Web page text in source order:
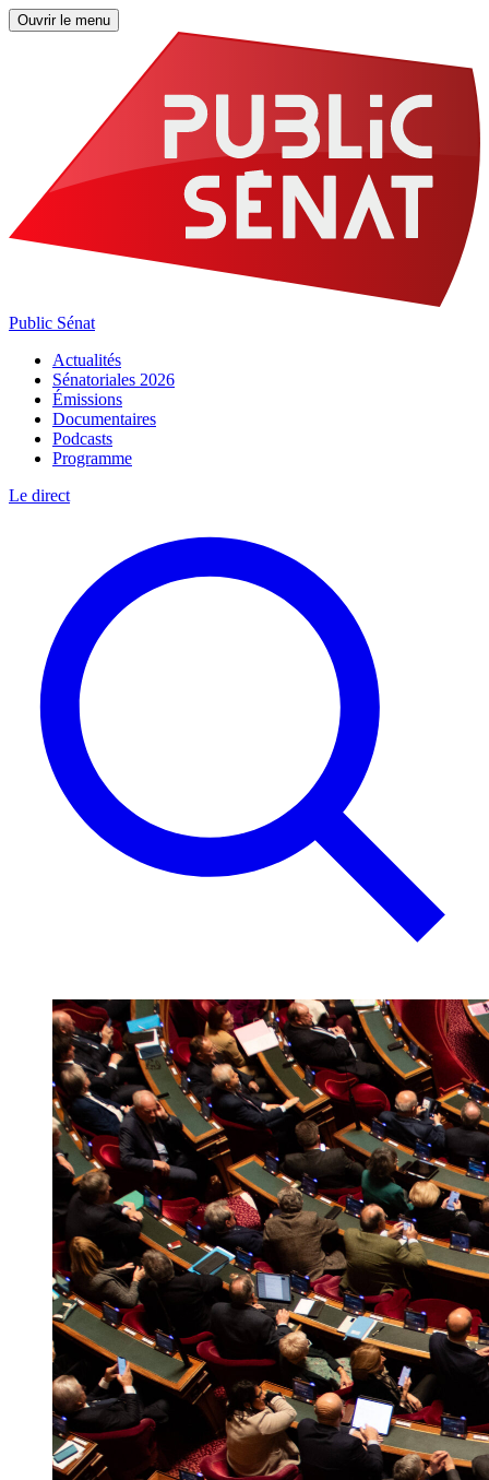
Ouvrir le menu
Public Sénat
Actualités
Sénatoriales 2026
Émissions
Documentaires
Podcasts
Programme
Le direct